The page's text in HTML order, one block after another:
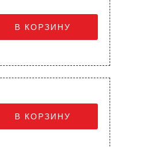
В КОРЗИНУ
В КОРЗИНУ